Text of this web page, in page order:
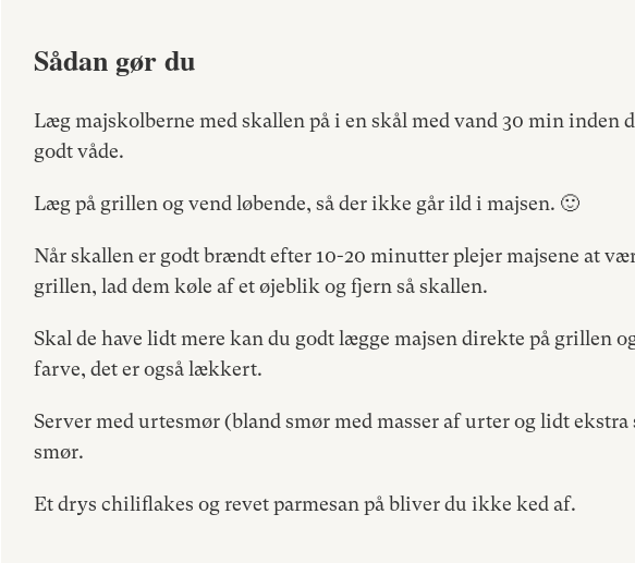
Sådan gør du
Læg majskolberne med skallen på i en skål med vand 30 min inden
godt våde.
Læg på grillen og vend løbende, så der ikke går ild i majsen. 🙂
Når skallen er godt brændt efter 10-20 minutter plejer majsene at
grillen, lad dem køle af et øjeblik og fjern så skallen.
Skal de have lidt mere kan du godt lægge majsen direkte på grillen
farve, det er også lækkert.
Server med urtesmør (bland smør med masser af urter og lidt ekstra
smør.
Et drys chiliflakes og revet parmesan på bliver du ikke ked af.